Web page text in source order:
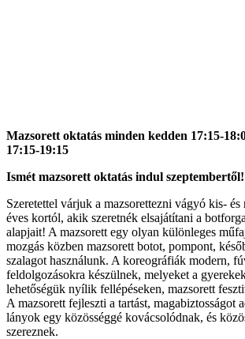
Mazsorett oktatás minden kedden 17:15-
17:15-19:15
Ismét mazsorett oktatás indul szeptembertől!
Szeretettel várjuk a mazsorettezni vágyó kis-
éves kortól, akik szeretnék elsajátítani a
alapjait! A mazsorett egy olyan különleges
mozgás közben mazsorett botot, pompont,
szalagot használunk. A koreográfiák modern,
feldolgozásokra készülnek, melyeket a
lehetőségük nyílik fellépéseken, mazsorett
A mazsorett fejleszti a tartást, magabiztosságot
lányok egy közösséggé kovácsolódnak, és
szereznek.